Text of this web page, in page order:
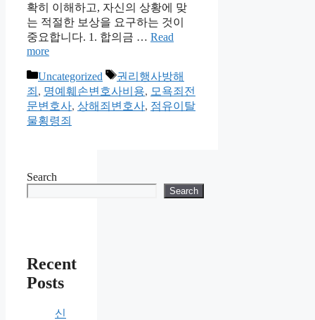
확히 이해하고, 자신의 상황에 맞
는 적절한 보상을 요구하는 것이
중요합니다. 1. 합의금 … Read
more
Categories
Uncategorized Tags
권리행사방해
죄 , 명예훼손변호사비용, 모욕죄전
문변호사, 상해죄변호사, 점유이탈
물횡령죄
Search
Search
Recent
Posts
신